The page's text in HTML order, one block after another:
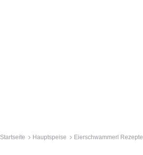
Startseite Hauptspeise Eierschwammerl Rezepte